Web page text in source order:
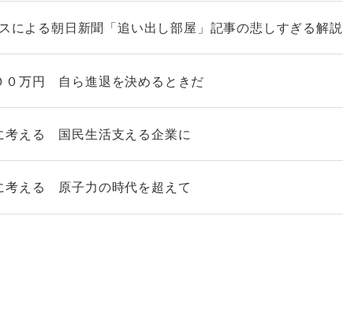
よる朝日新聞「追い出し部屋」記事の悲しすぎる解説
万円 自ら進退を決めるときだ
える 国民生活支える企業に
える 原子力の時代を超えて